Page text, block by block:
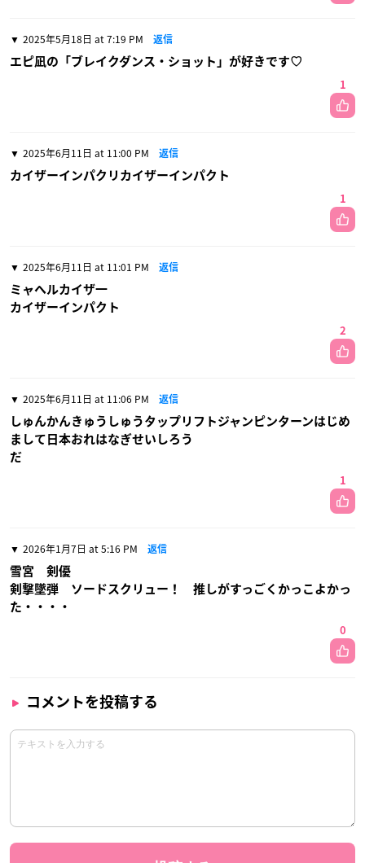
2025年5月18日 at 7:19 PM 返信
エピ凪の「ブレイクダンス・ショット」が好きです♡
1
2025年6月11日 at 11:00 PM 返信
カイザーインパクリカイザーインパクト
1
2025年6月11日 at 11:01 PM 返信
ミャヘルカイザ一
カイザーインパクト
2
2025年6月11日 at 11:06 PM 返信
しゅんかんきゅうしゅうタップリフトジャンピンターンはじめ
まして日本おれはなぎせいしろう
だ
1
2026年1月7日 at 5:16 PM 返信
雪宮 剣優
剣撃墜弾 ソードスクリュー！ 推しがすっごくかっこよかっ
た・・・・
0
コメントを投稿する